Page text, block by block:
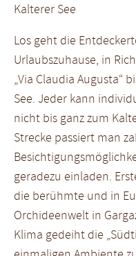
Kalterer See
Los geht die
Urlaubszuhause, in
„Via Claudia Augusta“
See. Jeder kann
nicht bis ganz zum
Strecke passiert man
geradezu einladen.
die berühmte und in
Orchideenwelt in
Klima gedeiht die